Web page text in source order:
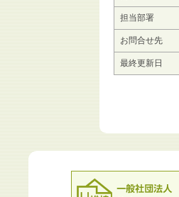
担当部署
お問合せ先
最終更新日